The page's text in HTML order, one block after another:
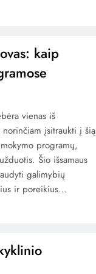
kaip
vienas iš
įsitraukti į šią
programų,
Šio išsamaus
galimybių
ir poreikius…